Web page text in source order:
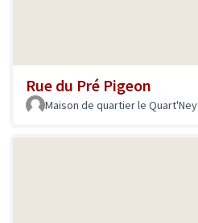
Rue du Pré Pigeon
Maison de quartier le Quart'Ney